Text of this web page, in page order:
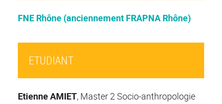
FNE Rhône (anciennement FRAPNA Rhône)
ETUDIANT
Etienne AMIET, Master 2 Socio-anthropologie